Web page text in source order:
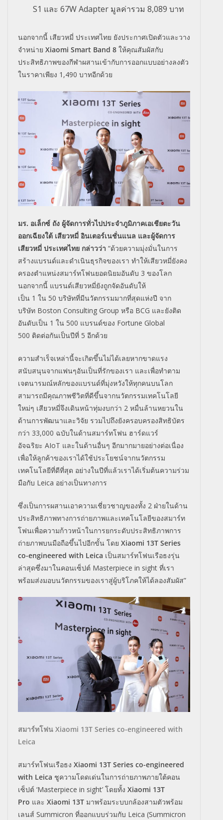
S1 และ 67W Adapter มูลค่ารวม 8,089 บาท
นอกจากนี้ เสียวหมี่ ประเทศไทย ยังประกาศเปิดตัวและวาง
จำหน่าย Xiaomi Smart Band 8 ให้คุณสัมผัสกับ
ประสิทธิภาพของกีฬาผสานเข้ากับการออกแบบอย่างลงตัว
ในราคาเพียง 1,490 บาทอีกด้วย
มร. อเล็กซ์ ถัง ผู้จัดการทั่วไปประจำภูมิภาคเอเชียตะวัน
ออกเฉียงใต้ เสียวหมี่ อินเตอร์เนชั่นแนล และผู้จัดการ
เสียวหมี่ ประเทศไทย กล่าวว่า “ด้วยความมุ่งมั่นในการ
สร้างแบรนด์และดำเนินธุรกิจของเรา ทำให้เสียวหมี่ยังคง
ครองตำแหน่งสมาร์ทโฟนยอดนิยมอันดับ 3 ของโลก
นอกจากนี้ แบรนด์เสียวหมี่ยังถูกจัดอันดับให้
เป็น 1 ใน 50 บริษัทที่มีนวัตกรรมมากที่สุดแห่งปี จาก
บริษัท Boston Consulting Group หรือ BCG และยังติด
อันดับเป็น 1 ใน 500 แบรนด์ของ Fortune Global
500 ติดต่อกันเป็นปีที่ 5 อีกด้วย
ความสำเร็จเหล่านี้จะเกิดขึ้นไม่ได้เลยหากขาดแรง
สนับสนุนจากแฟนๆอันเป็นที่รักของเรา และเพื่อทำตาม
เจตนารมณ์หลักของแบรนด์ที่มุ่งหวังให้ทุกคนบนโลก
สามารถมีคุณภาพชีวิตที่ดีขึ้นจากนวัตกรรมเทคโนโลยี
ใหม่ๆ เสียวหมี่จึงเดินหน้าทุ่มงบกว่า 2 หมื่นล้านหยวนใน
ด้านการพัฒนาและวิจัย รวมไปถึงยังครอบครองสิทธิบัตร
กว่า 33,000 ฉบับในด้านสมาร์ทโฟน ฮาร์ดแวร์
อัจฉริยะ AIoT และในด้านอื่นๆ อีกมากมายอย่างต่อเนื่อง
เพื่อให้ลูกค้าของเราได้ใช้ประโยชน์จากนวัตกรรม
เทคโนโลยีที่ดีที่สุด อย่างในปีที่แล้วเราได้เริ่มต้นความร่วม
มือกับ Leica อย่างเป็นทางการ
ซึ่งเป็นการผสานเอาความเชี่ยวชาญของทั้ง 2 ฝ่ายในด้าน
ประสิทธิภาพทางการถ่ายภาพและเทคโนโลยีของสมาร์ท
โฟนเพื่อความก้าวหน้าในการยกระดับประสิทธิภาพการ
ถ่ายภาพบนมือถือขึ้นไปอีกขั้น โดย Xiaomi 13T Series
co-engineered with Leica เป็นสมาร์ทโฟนเรือธงรุ่น
ล่าสุดซึ่งมาในคอนเซ็ปต์ Masterpiece in sight ที่เรา
พร้อมส่งมอบนวัตกรรมของเราสู่ผู้บริโภคให้ได้ลองสัมผัส”
สมาร์ทโฟน Xiaomi 13T Series co-engineered with
Leica
สมาร์ทโฟนเรือธง Xiaomi 13T Series co-engineered
with Leica ชูความโดดเด่นในการถ่ายภาพภายใต้คอน
เซ็ปต์ ‘Masterpiece in sight’ โดยทั้ง Xiaomi 13T
Pro และ Xiaomi 13T มาพร้อมระบบกล้องสามตัวพร้อม
เลนส์ Summicron ที่ออกแบบร่วมกับ Leica (Summicron